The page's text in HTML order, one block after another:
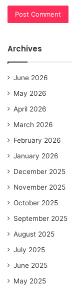
Archives
June 2026
May 2026
April 2026
March 2026
February 2026
January 2026
December 2025
November 2025
October 2025
September 2025
August 2025
July 2025
June 2025
May 2025